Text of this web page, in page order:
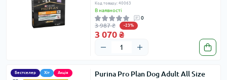
Код товару: 40063
В наявності
0
3 987 ₴ -23%
3 070 ₴
Бестселер Хіт Акція
Purina Pro Plan Dog Adult All Size